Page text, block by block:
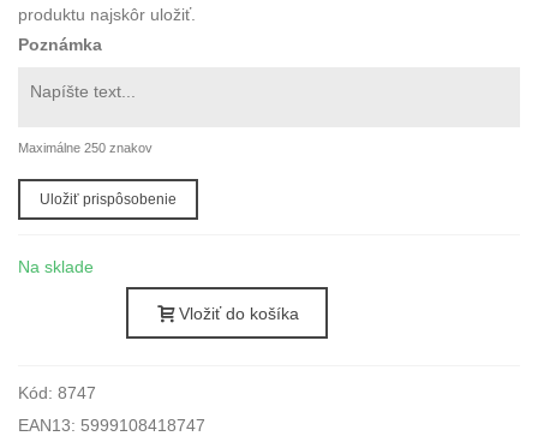
produktu najskôr uložiť.
Poznámka
Maximálne 250 znakov
Uložiť prispôsobenie
Na sklade
Vložiť do košíka
Kód: 8747
EAN13: 5999108418747